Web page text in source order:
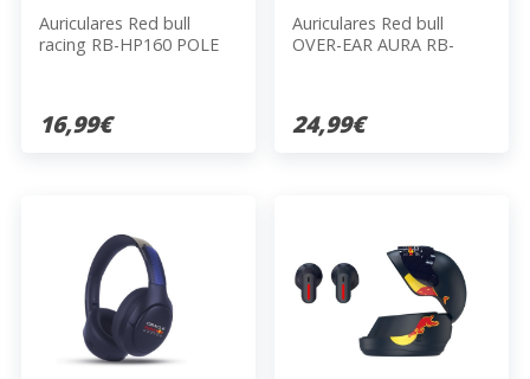
Auriculares Red bull
racing RB-HP160 POLE
16,99€
Auriculares Red bull
OVER-EAR AURA RB-
24,99€